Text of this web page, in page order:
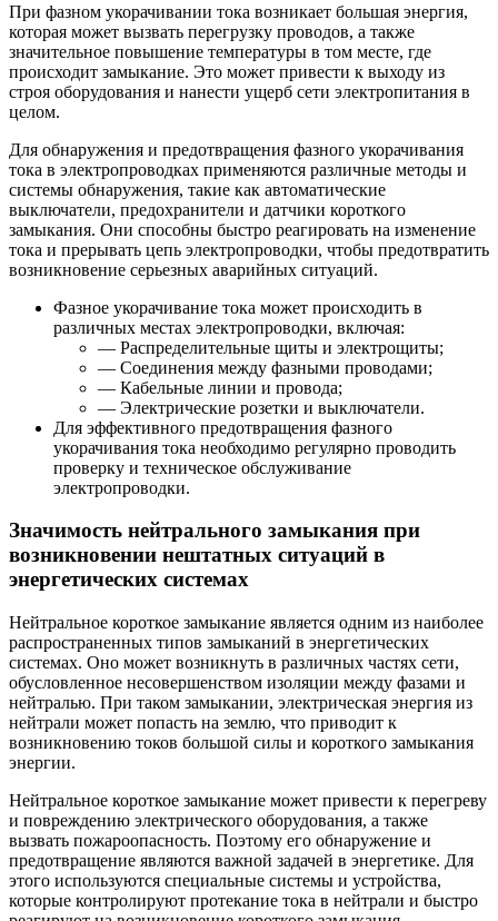
При фазном укорачивании тока возникает большая энергия,
которая может вызвать перегрузку проводов, а также
значительное повышение температуры в том месте, где
происходит замыкание. Это может привести к выходу из
строя оборудования и нанести ущерб сети электропитания в
целом.
Для обнаружения и предотвращения фазного укорачивания
тока в электропроводках применяются различные методы и
системы обнаружения, такие как автоматические
выключатели, предохранители и датчики короткого
замыкания. Они способны быстро реагировать на изменение
тока и прерывать цепь электропроводки, чтобы предотвратить
возникновение серьезных аварийных ситуаций.
Фазное укорачивание тока может происходить в
различных местах электропроводки, включая:
— Распределительные щиты и электрощиты;
— Соединения между фазными проводами;
— Кабельные линии и провода;
— Электрические розетки и выключатели.
Для эффективного предотвращения фазного
укорачивания тока необходимо регулярно проводить
проверку и техническое обслуживание
электропроводки.
Значимость нейтрального замыкания при
возникновении нештатных ситуаций в
энергетических системах
Нейтральное короткое замыкание является одним из наиболее
распространенных типов замыканий в энергетических
системах. Оно может возникнуть в различных частях сети,
обусловленное несовершенством изоляции между фазами и
нейтралью. При таком замыкании, электрическая энергия из
нейтрали может попасть на землю, что приводит к
возникновению токов большой силы и короткого замыкания
энергии.
Нейтральное короткое замыкание может привести к перегреву
и повреждению электрического оборудования, а также
вызвать пожароопасность. Поэтому его обнаружение и
предотвращение являются важной задачей в энергетике. Для
этого используются специальные системы и устройства,
которые контролируют протекание тока в нейтрали и быстро